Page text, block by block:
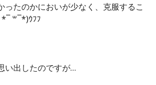
ったのかにおいが少なく、克服するこ
꒳¯*)ｳﾌﾌ
い出したのですが…